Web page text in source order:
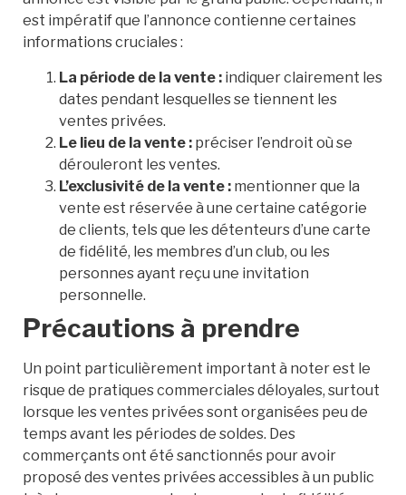
est impératif que l’annonce contienne certaines
informations cruciales :
La période de la vente : indiquer clairement les
dates pendant lesquelles se tiennent les
ventes privées.
Le lieu de la vente : préciser l’endroit où se
dérouleront les ventes.
L’exclusivité de la vente : mentionner que la
vente est réservée à une certaine catégorie
de clients, tels que les détenteurs d’une carte
de fidélité, les membres d’un club, ou les
personnes ayant reçu une invitation
personnelle.
Précautions à prendre
Un point particulièrement important à noter est le
risque de pratiques commerciales déloyales, surtout
lorsque les ventes privées sont organisées peu de
temps avant les périodes de soldes. Des
commerçants ont été sanctionnés pour avoir
proposé des ventes privées accessibles à un public